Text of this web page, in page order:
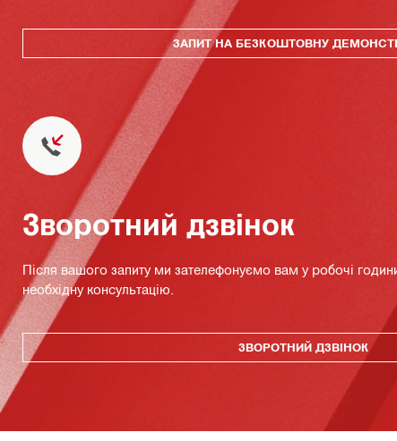
ЗАПИТ НА БЕЗКОШТОВНУ
Зворотний дзвінок
Після вашого запиту ми зателефонуємо вам у робочі
необхідну консультацію.
ЗВОРОТНИЙ ДЗВІНОК